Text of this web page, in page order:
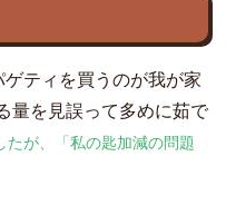
ティを買うのが我が家
量を見誤って多めに茹で
たが、「私の匙加減の問題